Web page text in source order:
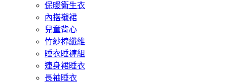
保暖衛生衣
內搭襯裙
兒童背心
竹紗棉纖維
睡衣睡褲組
連身裙睡衣
長袖睡衣